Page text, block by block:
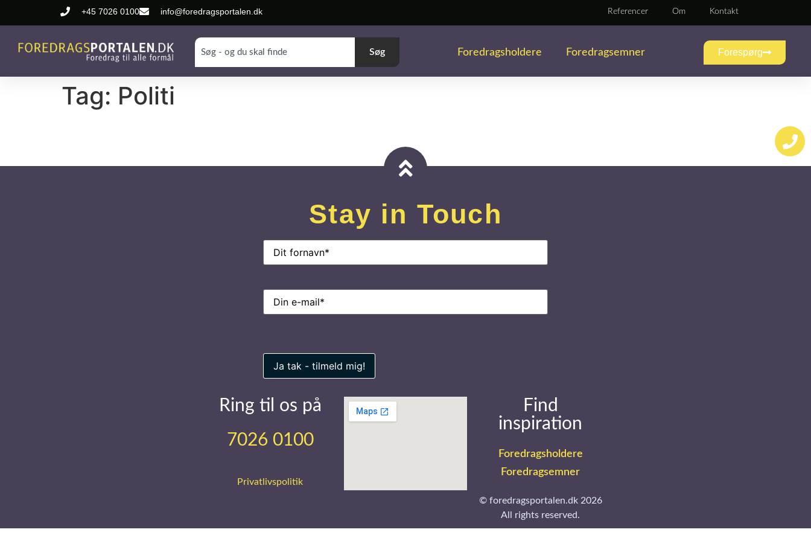
+45 7026 0100 info@foredragsportalen.dk Referencer Om Kontakt
Søg Foredragsholdere Foredragsemner Forespørg
Tag: Politi
Stay in Touch
Navn (Påkrævet)
E-
mail(Påkrævet)
Ring til os på
7026 0100
Privatlivspolitik
Find
inspiration
Foredragsholdere
Foredragsemner
© foredragsportalen.dk 2026
All rights reserved.